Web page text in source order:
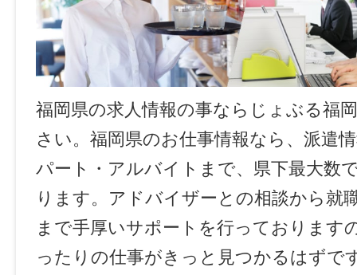
福岡県の求人情報の事ならじょぶる福
さい。福岡県のお仕事情報なら、派遣
パート・アルバイトまで、県下最大数
ります。アドバイザーとの相談から就
まで手厚いサポートを行っております
ったりの仕事がきっと見つかるはずで